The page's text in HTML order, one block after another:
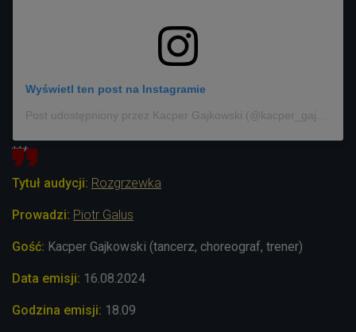
Wyświetl ten post na Instagramie
***
Tytuł audycji: Rozgrzewka
Prowadzi: Piotr Galus
Gość: Kacper Gajkowski (tancerz, choreograf, trener)
Data emisji: 16 .08.2024
Godzina emisji: 18.09